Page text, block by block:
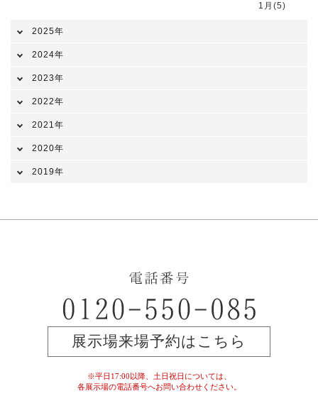
1月(5)
2025年
2024年
2023年
2022年
2021年
2020年
2019年
展示場来場予約はこちら
※平日17:00以降、土日祝日については、
各展示場の電話番号へお問い合わせください。